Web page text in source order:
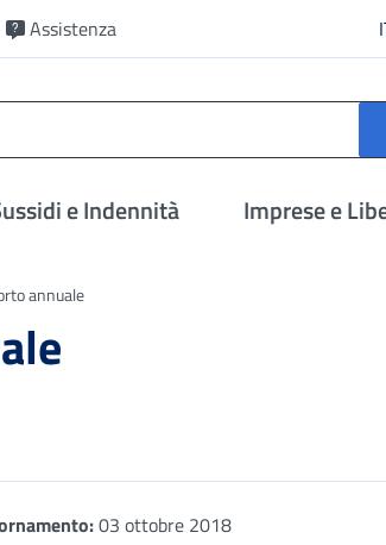
Assistenza
e Indennità Imprese e
annuale
03 ottobre 2018